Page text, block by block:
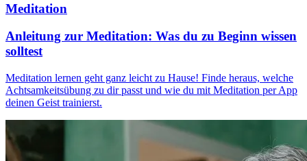
Meditation
Anleitung zur Meditation: Was du zu Beginn wissen
solltest
Meditation lernen geht ganz leicht zu Hause! Finde heraus, welche
Achtsamkeitsübung zu dir passt und wie du mit Meditation per App
deinen Geist trainierst.